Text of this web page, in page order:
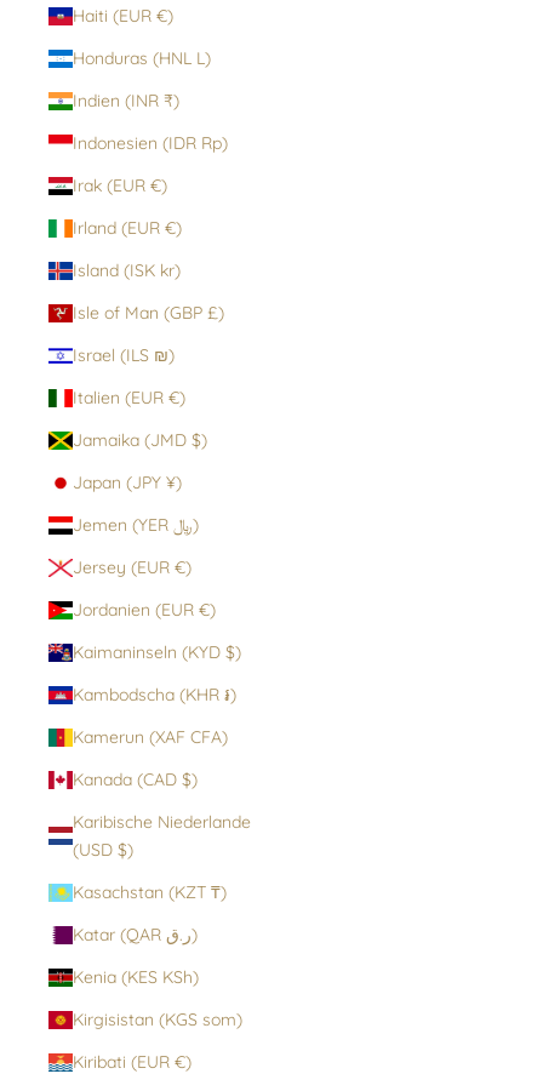
Haiti (EUR €)
Honduras (HNL L)
Indien (INR ₹)
Indonesien (IDR Rp)
Irak (EUR €)
Irland (EUR €)
Island (ISK kr)
Isle of Man (GBP £)
Israel (ILS ₪)
Italien (EUR €)
Jamaika (JMD $)
Japan (JPY ¥)
Jemen (YER ﷼)
Jersey (EUR €)
Jordanien (EUR €)
Kaimaninseln (KYD $)
Kambodscha (KHR ៛)
Kamerun (XAF CFA)
Kanada (CAD $)
Karibische Niederlande
(USD $)
Kasachstan (KZT ₸)
Katar (QAR ر.ق)
Kenia (KES KSh)
Kirgisistan (KGS som)
Kiribati (EUR €)